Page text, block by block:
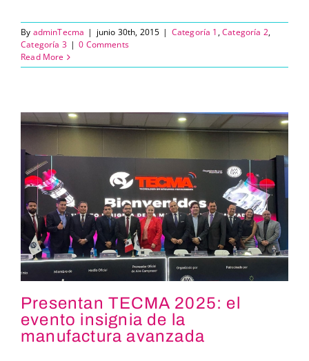
By adminTecma | junio 30th, 2015 | Categoría 1,Categoría 2,
Categoría 3 | 0 Comments
Read More
Presentan TECMA
Presentan TECMA 2025: el
evento insignia de la
manufactura avanzada